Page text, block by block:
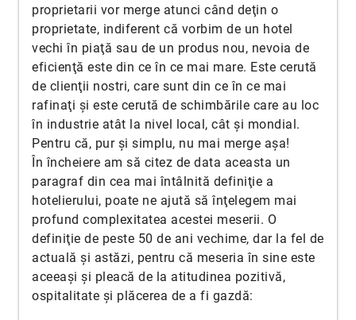
proprietarii vor merge atunci când deţin o
proprietate, indiferent că vorbim de un hotel
vechi în piaţă sau de un produs nou, nevoia de
eficienţă este din ce în ce mai mare. Este cerută
de clienţii nostri, care sunt din ce în ce mai
rafinaţi şi este cerută de schimbările care au loc
în industrie atât la nivel local, cât şi mondial.
Pentru că, pur şi simplu, nu mai merge aşa!
În încheiere am să citez de data aceasta un
paragraf din cea mai întâlnită definiţie a
hotelierului, poate ne ajută să înţelegem mai
profund complexitatea acestei meserii. O
definiţie de peste 50 de ani vechime, dar la fel de
actuală şi astăzi, pentru că meseria în sine este
aceeaşi şi pleacă de la atitudinea pozitivă,
ospitalitate şi plăcerea de a fi gazdă: